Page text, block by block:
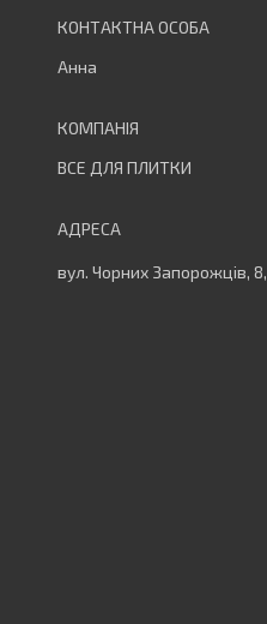
Анна
ВСЕ ДЛЯ ПЛИТКИ
вул. Чорних Запорожців,